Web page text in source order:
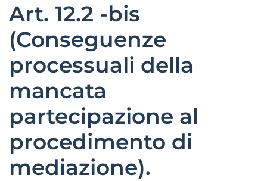
Art. 12.2 -bis
(Conseguenze
processuali della
mancata
partecipazione al
procedimento di
mediazione).